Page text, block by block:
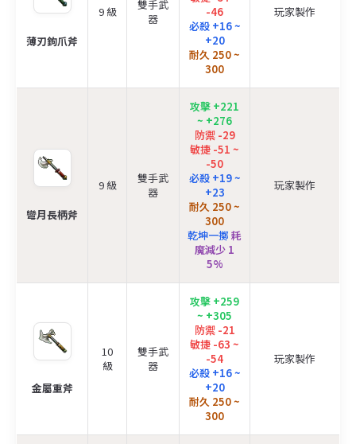
薄刃鉤爪斧
9 級
雙手武
器
-46
必殺 +16 ~
+20
耐久 250 ~
300
玩家製作
彎月長柄斧
9 級
雙手武
器
攻擊 +221
~ +276
防禦 -29
敏捷 -51 ~
-50
必殺 +19 ~
+23
耐久 250 ~
300
乾坤一擲 耗
魔減少 1
5%
玩家製作
金屬重斧
10
級
雙手武
器
攻擊 +259
~ +305
防禦 -21
敏捷 -63 ~
-54
必殺 +16 ~
+20
耐久 250 ~
300
玩家製作